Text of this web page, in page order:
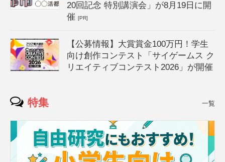
20回記念 特別講演会」が8月19日に開
催[PR]
【公募情報】大賞賞金100万円！学生
向け創作コンテスト「サイゲームス ク
リエイティブコンテスト2026」が開催
特集 一覧